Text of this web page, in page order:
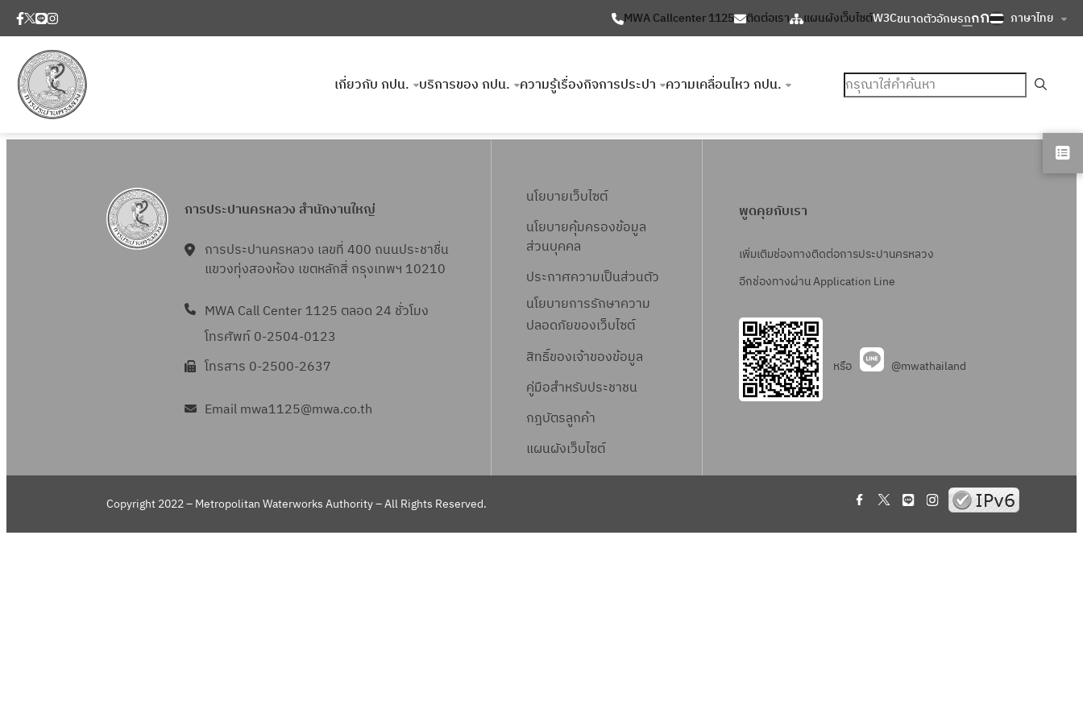
MWA Callcenter 1125 ติดต่อเรา แผนผังเว็บไซต์W3Cขนาดตัวอักษรกกก ภาษาไทย
เกี่ยวกับ กปน. บริการของ กปน. ความรู้เรื่องกิจการประปา ความเคลื่อนไหว กปน. ค้นหา
การประปานครหลวง สำนักงานใหญ่
การประปานครหลวง เลขที่ 400 ถนนประชาชื่น
แขวงทุ่งสองห้อง เขตหลักสี่ กรุงเทพฯ 10210
MWA Call Center 1125 ตลอด 24 ชั่วโมง
โทรศัพท์ 0-2504-0123
โทรสาร 0-2500-2637
Email mwa1125@mwa.co.th
นโยบายเว็บไซต์
นโยบายคุ้มครองข้อมูล
ส่วนบุคคล
ประกาศความเป็นส่วนตัว
นโยบายการรักษาความ
ปลอดภัยของเว็บไซต์
สิทธิ์ของเจ้าของข้อมูล
คู่มือสำหรับประชาชน
กฎบัตรลูกค้า
แผนผังเว็บไซต์
พูดคุยกับเรา
เพิ่มเติมช่องทางติดต่อการประปานครหลวง
อีกช่องทางผ่าน Application Line
หรือ @mwathailand
Copyright 2022 – Metropolitan Waterworks Authority – All Rights Reserved. . . . .